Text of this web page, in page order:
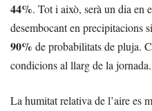
44%. Tot i això, serà un dia en
desembocant en precipitacions
90% de probabilitats de pluja.
condicions al llarg de la jornada.
La humitat relativa de l’aire es